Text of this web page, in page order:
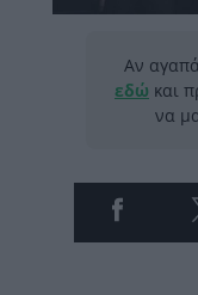
Αν
εδώ και
να